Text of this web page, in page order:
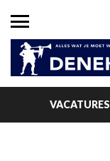
VACATURES